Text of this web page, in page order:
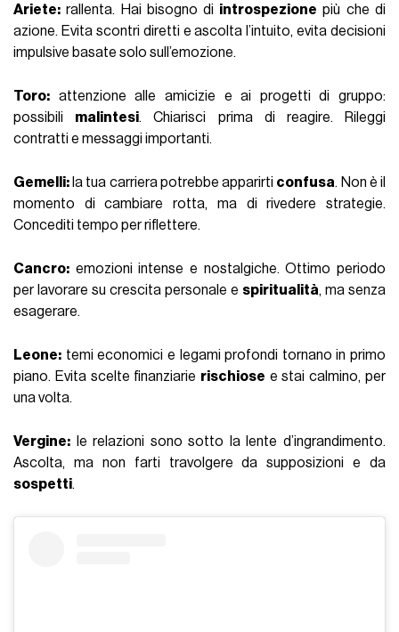
Ariete: rallenta. Hai bisogno di introspezione più che di
azione. Evita scontri diretti e ascolta l’intuito, evita decisioni
impulsive basate solo sull’emozione.
Toro: attenzione alle amicizie e ai progetti di gruppo:
possibili malintesi. Chiarisci prima di reagire. Rileggi
contratti e messaggi importanti.
Gemelli: la tua carriera potrebbe apparirti confusa. Non è il
momento di cambiare rotta, ma di rivedere strategie.
Concediti tempo per riflettere.
Cancro: emozioni intense e nostalgiche. Ottimo periodo
per lavorare su crescita personale e spiritualità, ma senza
esagerare.
Leone: temi economici e legami profondi tornano in primo
piano. Evita scelte finanziarie rischiose e stai calmino, per
una volta.
Vergine: le relazioni sono sotto la lente d’ingrandimento.
Ascolta, ma non farti travolgere da supposizioni e da
sospetti.